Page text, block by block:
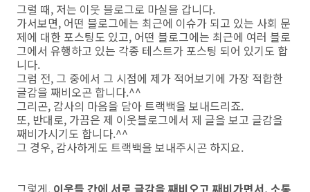
그럴 때, 저는 이웃 블로그로 마실을 갑니다.
가서보면, 어떤 블로그에는 최근에 이슈가 되고 있는 사회 문
제에 대한 포스팅도 있고, 어떤 블로그에는 최근에 여러 블로
그에서 유행하고 있는 각종 테스트가 포스팅 되어 있기도 합
니다.
그럼 전, 그 중에서 그 시점에 제가 적어보기에 가장 적합한
글감을 째비오곤 합니다.^^
그리곤, 감사의 마음을 담아 트랙백을 보내드리죠.
또, 반대로, 가끔은 제 이웃블로그에서 제 글을 보고 글감을
째비가시기도 합니다.^^
그 경우, 감사하게도 트랙백을 보내주시곤 하지요.